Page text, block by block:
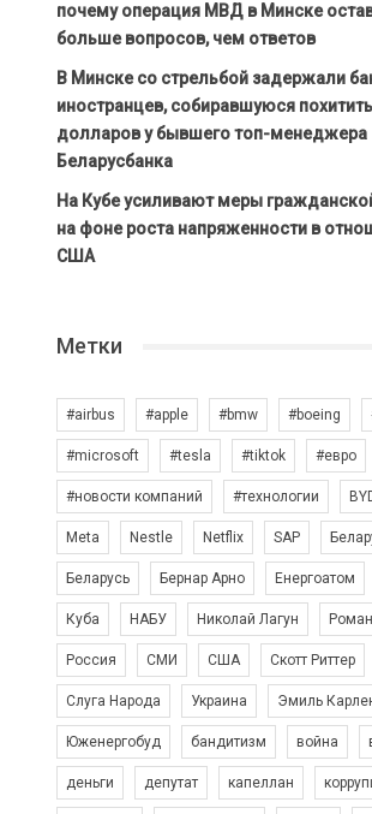
почему операция МВД в Минске
больше вопросов, чем ответов
В Минске со стрельбой задержали
иностранцев, собиравшуюся
долларов у бывшего топ-менеджера
Беларусбанка
На Кубе усиливают меры
на фоне роста напряженности в
США
Метки
#airbus #apple #bmw #boeing
#microsoft #tesla #tiktok #евро
#новости компаний #технологии
Meta Nestle Netflix SAP
Беларусь Бернар Арно Енергоатом
Куба НАБУ Николай Лагун
Россия СМИ США Скотт Риттер
Слуга Народа Украина Эмиль
Юженергобуд бандитизм война
деньги депутат капеллан